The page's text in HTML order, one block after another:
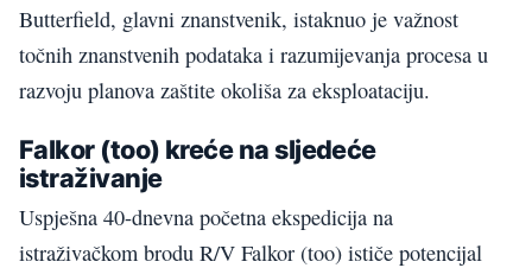
Butterfield, glavni znanstvenik, istaknuo je važnost
točnih znanstvenih podataka i razumijevanja procesa u
razvoju planova zaštite okoliša za eksploataciju.
Falkor (too) kreće na sljedeće
istraživanje
Uspješna 40-dnevna početna ekspedicija na
istraživačkom brodu R/V Falkor (too) ističe potencijal